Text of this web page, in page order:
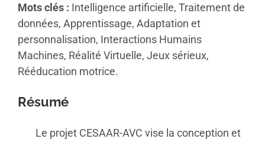
Mots clés : Intelligence artificielle, Traitement de
données, Apprentissage, Adaptation et
personnalisation, Interactions Humains
Machines, Réalité Virtuelle, Jeux sérieux,
Rééducation motrice.
Résumé
Le projet CESAAR-AVC vise la conception et